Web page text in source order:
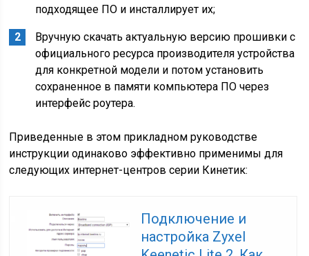
подходящее ПО и инсталлирует их;
Вручную скачать актуальную версию прошивки с
официального ресурса производителя устройства
для конкретной модели и потом установить
сохраненное в памяти компьютера ПО через
интерфейс роутера.
Приведенные в этом прикладном руководстве
инструкции одинаково эффективно применимы для
следующих интернет-центров серии Кинетик:
Подключение и
настройка Zyxel